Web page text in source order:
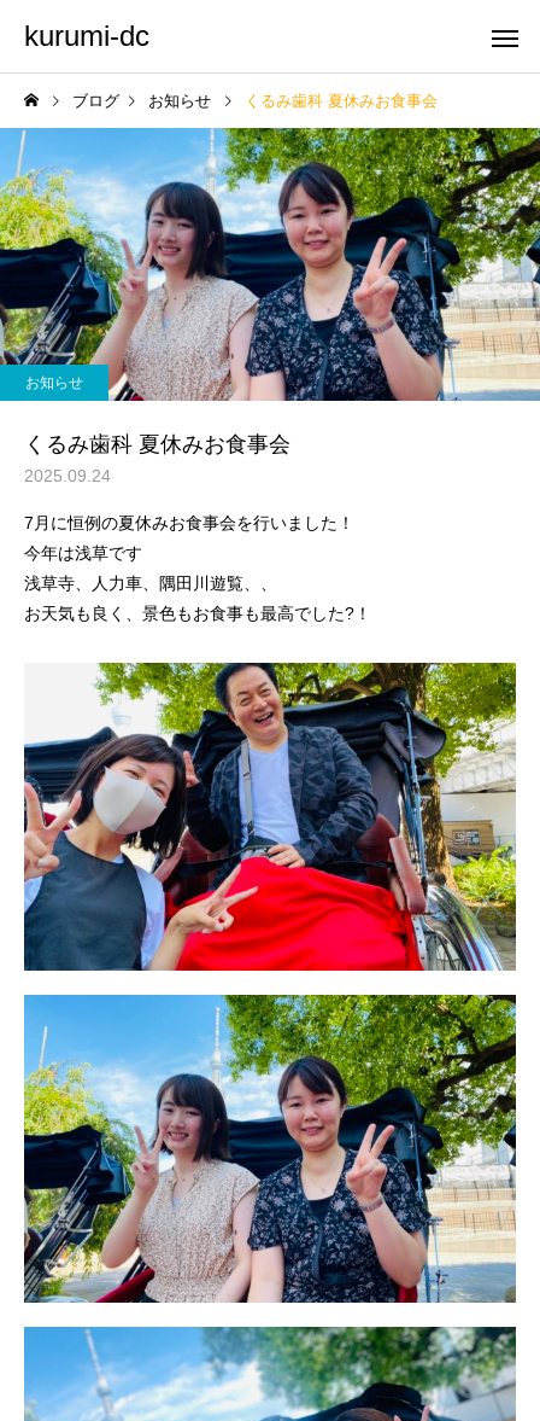
kurumi-dc
ブログ お知らせ くるみ歯科 夏休みお食事会
お知らせ
くるみ歯科 夏休みお食事会
2025.09.24
7月に恒例の夏休みお食事会を行いました！
今年は浅草です
浅草寺、人力車、隅田川遊覧、、
お天気も良く、景色もお食事も最高でした?！